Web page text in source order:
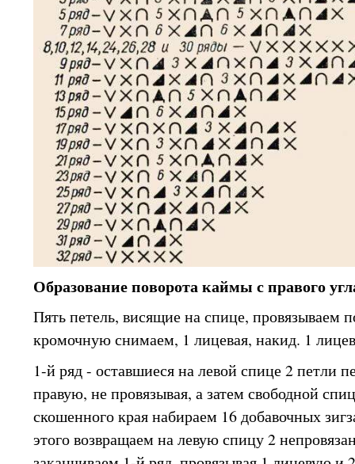
Образование поворота каймы с правого
Пять петель, висящие на спице, провязываем
кромочную снимаем, 1 лицевая, накид. 1
1-й ряд - оставшиеся на левой спице 2 петли
правую, не провязывая, а затем свободной
скошенного края набираем 16 добавочных
этого возвращаем на левую спицу 2